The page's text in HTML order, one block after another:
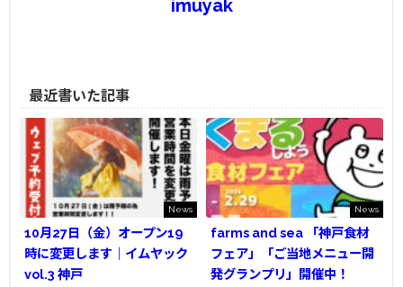
imuyak
最近書いた記事
News
10月27日（金）オープン19
時に変更します｜イムヤック
vol.3 神戸
News
farms and sea 「神戸食材
フェア」「ご当地メニュー開
発グランプリ」開催中！